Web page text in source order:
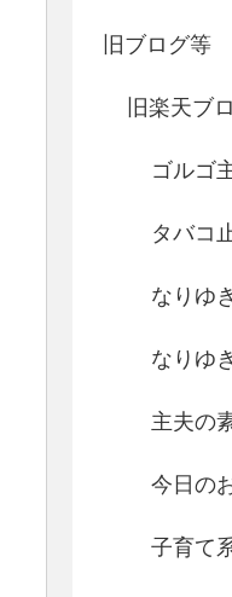
旧ブログ等
旧楽天ブ
ゴルゴ
タバコ
なりゆ
なりゆ
主夫の
今日の
子育て